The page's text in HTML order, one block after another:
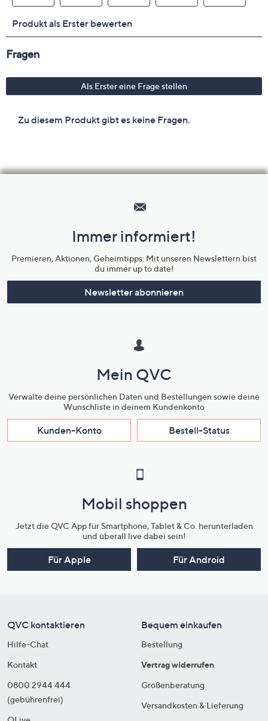
Unternehmensinformationen
Immer informiert!
Premieren, Aktionen, Geheimtipps: Mit unseren Newslettern bist
du immer up to date!
Newsletter abonnieren
Mein QVC
Verwalte deine persönlichen Daten und Bestellungen sowie deine
Wunschliste in deinem Kundenkonto
Kunden-Konto Bestell-Status
Mobil shoppen
Jetzt die QVC App für Smartphone, Tablet & Co. herunterladen
und überall live dabei sein!
Für Apple Für Android
QVC kontaktieren
Hilfe-Chat
Kontakt
0800 2944 444
(gebührenfrei)
Bequem einkaufen
Bestellung
Vertrag widerrufen
Größenberatung
Versandkosten & Lieferung